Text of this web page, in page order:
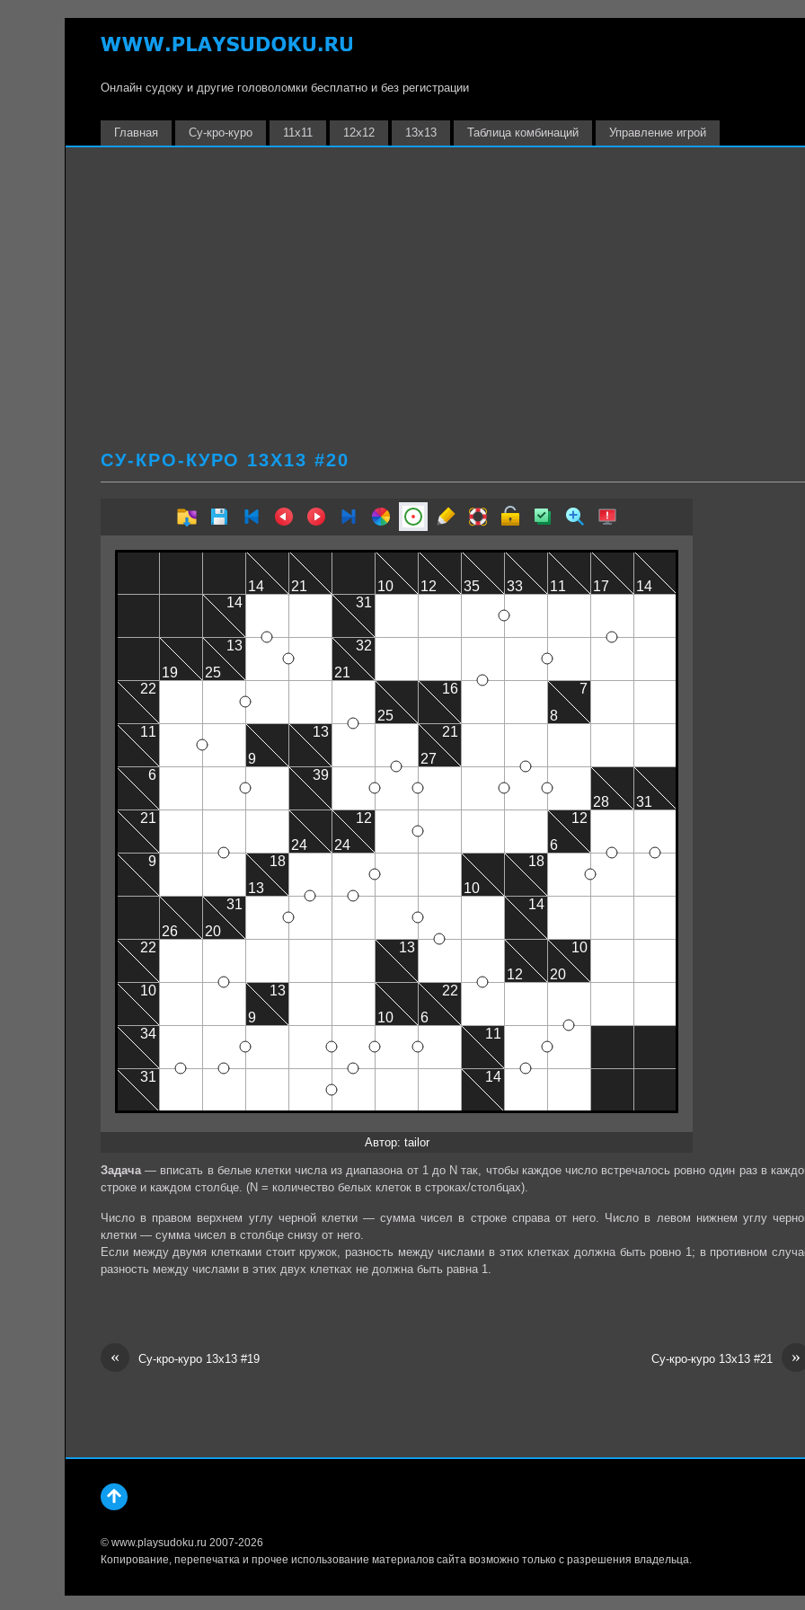
Онлайн судоку и другие головоломки бесплатно и без регистрации
Главная Су-кро-куро 11х11 12х12 13х13 Таблица комбинаций Управление игрой
СУ-КРО-КУРО 13Х13 #20
Автор: tailor
Задача — вписать в белые клетки числа из диапазона от 1 до N так, чтобы каждое число встречалось ровно один раз в
строке и каждом столбце. (N = количество белых клеток в строках/столбцах).
Число в правом верхнем углу черной клетки — сумма чисел в строке справа от него. Число в левом нижнем углу
клетки — сумма чисел в столбце снизу от него.
Если между двумя клетками стоит кружок, разность между числами в этих клетках должна быть ровно 1; в противном
разность между числами в этих двух клетках не должна быть равна 1.
« Су-кро-куро 13х13 #19 »
Су-кро-куро 13х13 #21
© www.playsudoku.ru 2007-2026
Копирование, перепечатка и прочее использование материалов сайта возможно только с разрешения владельца.